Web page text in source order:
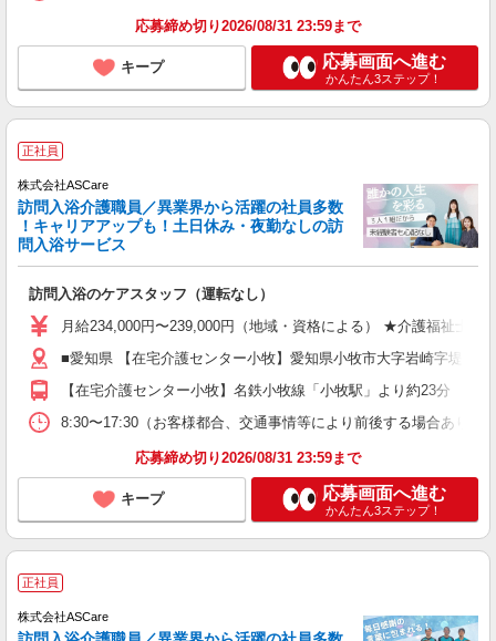
応募締め切り2026/08/31 23:59まで
キープ 応募画面へ進む
かんたん3ステップ！
正社員
株式会社ASCare
訪問入浴介護職員／異業界から活躍の社員多数
！キャリアアップも！土日休み・夜勤なしの訪
問入浴サービス
訪問入浴のケアスタッフ（運転なし）
月給234,000円〜239,000円（地域・資格による） ★介護福祉士の
■愛知県 【在宅介護センター小牧】愛知県小牧市大字岩崎字堤下
【在宅介護センター小牧】名鉄小牧線「小牧駅」より約23分 【
8:30〜17:30（お客様都合、交通事情等により前後する場合あり）
応募締め切り2026/08/31 23:59まで
キープ 応募画面へ進む
かんたん3ステップ！
正社員
株式会社ASCare